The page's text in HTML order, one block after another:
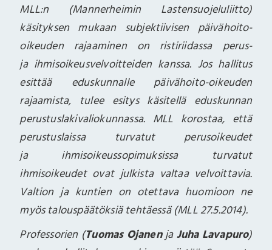
MLL:n (Mannerheimin Lastensuojeluliitto)
käsityksen mukaan subjektiivisen päivähoito-
oikeuden rajaaminen on ristiriidassa perus-
ja ihmisoikeusvelvoitteiden kanssa. Jos hallitus
esittää eduskunnalle päivähoito-oikeuden
rajaamista, tulee esitys käsitellä eduskunnan
perustuslakivaliokunnassa. MLL korostaa, että
perustuslaissa turvatut perusoikeudet
ja ihmisoikeussopimuksissa turvatut
ihmisoikeudet ovat julkista valtaa velvoittavia.
Valtion ja kuntien on otettava huomioon ne
myös talouspäätöksiä tehtäessä (MLL 27.5.2014).
Professorien (Tuomas OjanenjaJuha Lavapuro)